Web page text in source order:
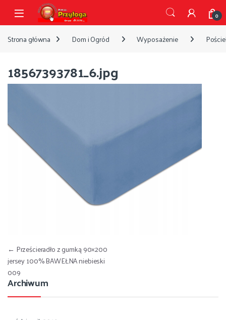
Przejdź do nawigacji
Przejdź do treści
Open 0
Strona główna Dom i Ogród Wyposażenie
18567393781_6.jpg
Nawigacja wpisu
← Prześcieradło z gumką 90×200
jersey 100% BAWEŁNA niebieski
009
Archiwum